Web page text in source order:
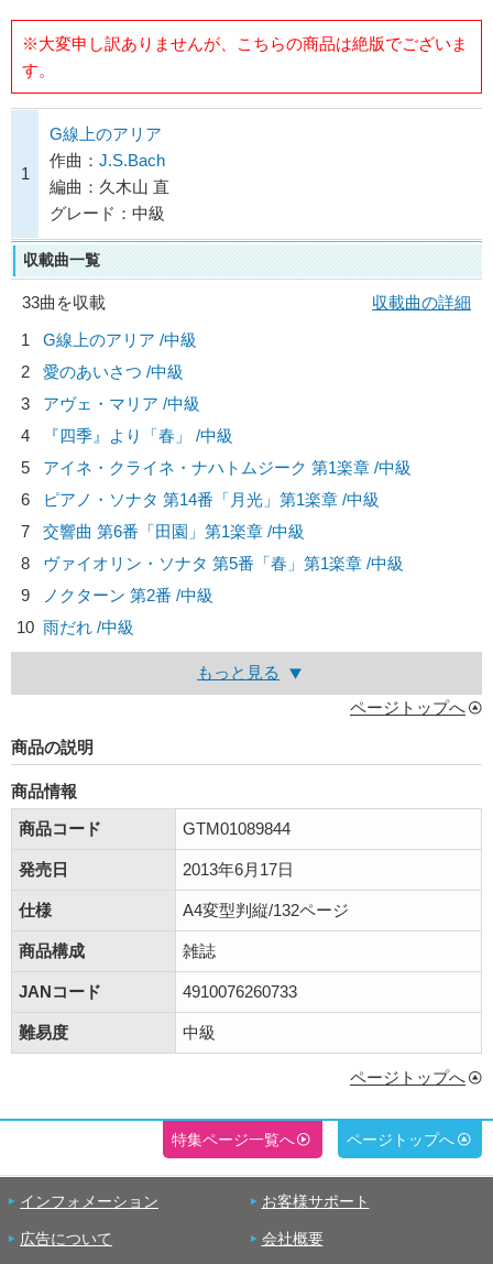
※大変申し訳ありませんが、こちらの商品は絶版でございま
す。
1
G線上のアリア
作曲： J.S.Bach
編曲：久木山 直
グレード：中級
収載曲一覧
33曲を収載
収載曲の詳細
1
G線上のアリア /中級
2
愛のあいさつ /中級
3
アヴェ・マリア /中級
4
『四季』より「春」 /中級
5
アイネ・クライネ・ナハトムジーク 第1楽章 /中級
6
ピアノ・ソナタ 第14番「月光」第1楽章 /中級
7
交響曲 第6番「田園」第1楽章 /中級
8
ヴァイオリン・ソナタ 第5番「春」第1楽章 /中級
9
ノクターン 第2番 /中級
10 雨だれ /中級
もっと見る
ページトップへ
商品の説明
商品情報
商品コード
GTM01089844
発売日 2013年6月17日
仕様 A4変型判縦/132ページ
商品構成 雑誌
JANコード 4910076260733
難易度 中級
ページトップへ
特集ページ一覧へ ページトップへ
インフォメーション お客様サポート
広告について 会社概要